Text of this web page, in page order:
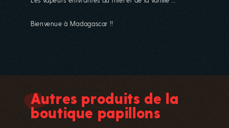
La boutique est actuellement
fermée...
La boutique est fermée pour le mois
d'aout ! Vamos a la playa !!! On se
retrouve à partir du 27 aout pour vos
Bienvenue à Madagascar !!
Autres produits de la
boutique papillons